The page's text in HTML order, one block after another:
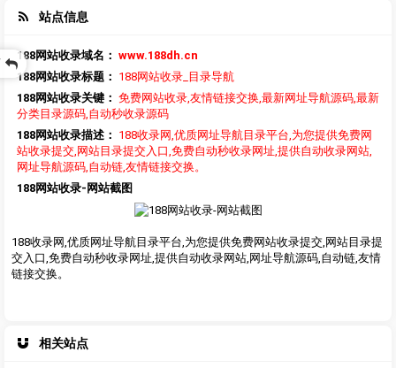
站点信息
188网站收录域名： www.188dh.cn
188网站收录标题： 188网站收录_目录导航
188网站收录关键： 免费网站收录,友情链接交换,最新网址导航源码,最新
分类目录源码,自动秒收录源码
188网站收录描述： 188收录网,优质网址导航目录平台,为您提供免费网
站收录提交,网站目录提交入口,免费自动秒收录网址,提供自动收录网站,
网址导航源码,自动链,友情链接交换。
188网站收录-网站截图
188收录网,优质网址导航目录平台,为您提供免费网站收录提交,网站目录提
交入口,免费自动秒收录网址,提供自动收录网站,网址导航源码,自动链,友情
链接交换。
相关站点